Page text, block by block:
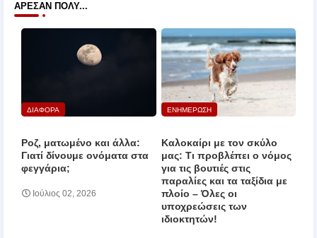
ΆΡΕΣΑΝ ΠΟΛΎ...
ΔΙΑΦΟΡΑ
Ροζ, ματωμένο και άλλα:
Γιατί δίνουμε ονόματα στα
φεγγάρια;
Ιούλιος 02, 2026
ΕΝΗΜΕΡΩΣΗ
Καλοκαίρι με τον σκύλο
μας: Τι προβλέπει ο νόμος
για τις βουτιές στις
παραλίες και τα ταξίδια με
πλοίο – Όλες οι
υποχρεώσεις των
ιδιοκτητών!